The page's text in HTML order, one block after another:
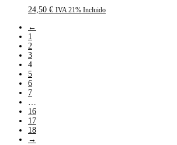
24,50 € IVA 21% Incluido
←
1
2
3
4
5
6
7
…
16
17
18
→